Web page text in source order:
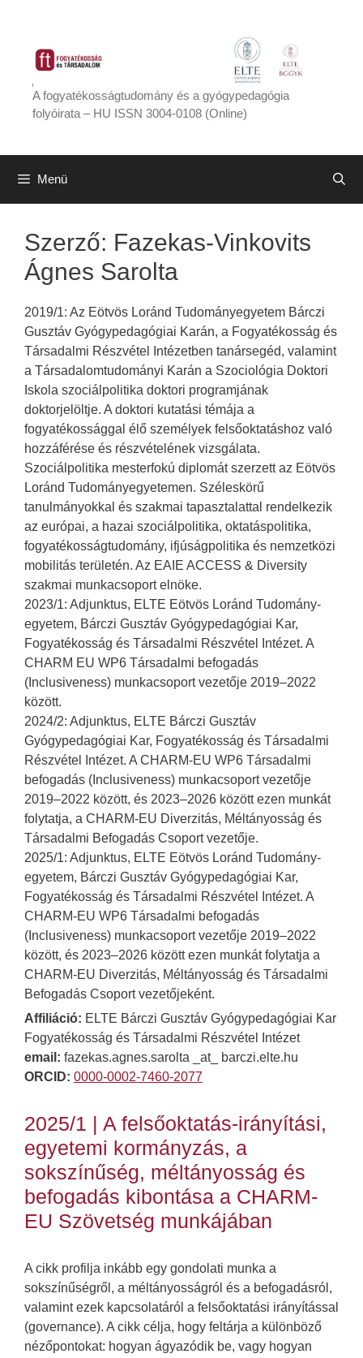
tartalomba
A fogyatékosságtudomány és a gyógypedagógia
folyóirata – HU ISSN 3004-0108 (Online)
Menü
Szerző: Fazekas-Vinkovits
Ágnes Sarolta
2019/1: Az Eötvös Loránd Tudományegyetem Bárczi
Gusztáv Gyógypedagógiai Karán, a Fogyatékosság és
Társadalmi Részvétel Intézetben tanársegéd, valamint
a Társadalomtudományi Karán a Szociológia Doktori
Iskola szociálpolitika doktori programjának
doktorjelöltje. A doktori kutatási témája a
fogyatékossággal élő személyek felsőoktatáshoz való
hozzáférése és részvételének vizsgálata.
Szociálpolitika mesterfokú diplomát szerzett az Eötvös
Loránd Tudományegyetemen. Széleskörű
tanulmányokkal és szakmai tapasztalattal rendelkezik
az európai, a hazai szociálpolitika, oktatáspolitika,
fogyatékosságtudomány, ifjúságpolitika és nemzetközi
mobilitás területén. Az EAIE ACCESS & Diversity
szakmai munkacsoport elnöke.
2023/1: Adjunktus, ELTE Eötvös Loránd Tudomány-
egyetem, Bárczi Gusztáv Gyógypedagógiai Kar,
Fogyatékosság és Társadalmi Részvétel Intézet. A
CHARM EU WP6 Társadalmi befogadás
(Inclusiveness) munkacsoport vezetője 2019–2022
között.
2024/2: Adjunktus, ELTE Bárczi Gusztáv
Gyógypedagógiai Kar, Fogyatékosság és Társadalmi
Részvétel Intézet. A CHARM-EU WP6 Társadalmi
befogadás (Inclusiveness) munkacsoport vezetője
2019–2022 között, és 2023–2026 között ezen munkát
folytatja, a CHARM-EU Diverzitás, Méltányosság és
Társadalmi Befogadás Csoport vezetője.
2025/1: Adjunktus, ELTE Eötvös Loránd Tudomány-
egyetem, Bárczi Gusztáv Gyógypedagógiai Kar,
Fogyatékosság és Társadalmi Részvétel Intézet. A
CHARM-EU WP6 Társadalmi befogadás
(Inclusiveness) munkacsoport vezetője 2019–2022
között, és 2023–2026 között ezen munkát folytatja a
CHARM-EU Diverzitás, Méltányosság és Társadalmi
Befogadás Csoport vezetőjeként.
Affiliáció: ELTE Bárczi Gusztáv Gyógypedagógiai Kar
Fogyatékosság és Társadalmi Részvétel Intézet
email: fazekas.agnes.sarolta _at_ barczi.elte.hu
ORCID: 0000-0002-7460-2077
2025/1 | A felsőoktatás-irányítási,
egyetemi kormányzás, a
sokszínűség, méltányosság és
befogadás kibontása a CHARM-
EU Szövetség munkájában
A cikk profilja inkább egy gondolati munka a
sokszínűségről, a méltányosságról és a befogadásról,
valamint ezek kapcsolatáról a felsőoktatási irányítással
(governance). A cikk célja, hogy feltárja a különböző
nézőpontokat: hogyan ágyazódik be, vagy hogyan